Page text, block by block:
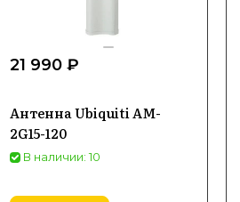
21 990 ₽
Антенна Ubiquiti AM-
2G15-120
В наличии: 10